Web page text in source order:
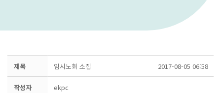
제목 임시노회 소집 2017-08-05 06:58
작성자 ekpc